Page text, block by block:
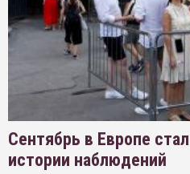
Сентябрь в Европе
истории наблюдений